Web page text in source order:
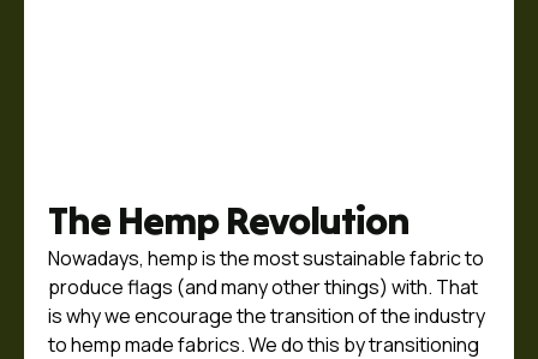
The Hemp Revolution
Nowadays, hemp is the most sustainable fabric to
produce flags (and many other things) with. That
is why we encourage the transition of the industry
to hemp made fabrics. We do this by transitioning